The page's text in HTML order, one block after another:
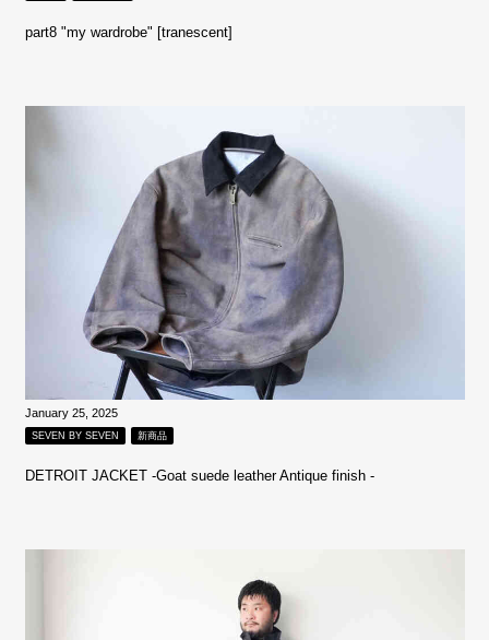
part8 "my wardrobe" [tranescent]
January 25, 2025
SEVEN BY SEVEN 新商品
DETROIT JACKET -Goat suede leather Antique finish -